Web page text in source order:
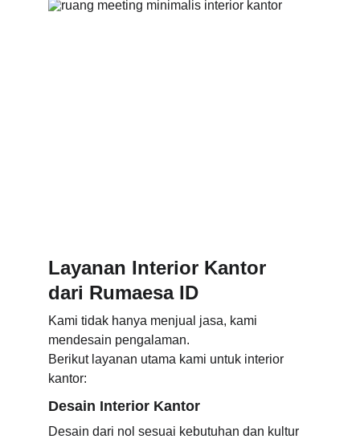
Layanan Interior Kantor
dari Rumaesa ID
Kami tidak hanya menjual jasa, kami
mendesain pengalaman.
Berikut layanan utama kami untuk interior
kantor:
Desain Interior Kantor
Desain dari nol sesuai kebutuhan dan kultur